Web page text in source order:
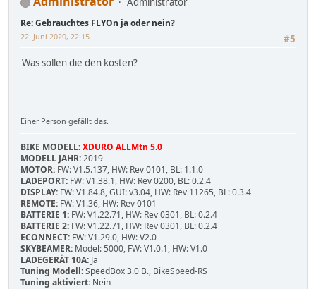
Re: Gebrauchtes FLYOn ja oder nein?
#5
22. Juni 2020, 22:15
Was sollen die den kosten?
Einer Person gefällt das.
BIKE MODELL:XDURO ALLMtn 5.0
MODELL JAHR:2019
MOTOR: FW: V1.5.137, HW: Rev 0101, BL: 1.1.0
LADEPORT: FW: V1.38.1, HW: Rev 0200, BL: 0.2.4
DISPLAY: FW: V1.84.8, GUI: v3.04, HW: Rev 11265, BL: 0.3.4
REMOTE: FW: V1.36, HW: Rev 0101
BATTERIE 1: FW: V1.22.71, HW: Rev 0301, BL: 0.2.4
BATTERIE 2: FW: V1.22.71, HW: Rev 0301, BL: 0.2.4
ECONNECT: FW: V1.29.0, HW: V2.0
SKYBEAMER: Model: 5000, FW: V1.0.1, HW: V1.0
LADEGERÄT 10A: Ja
Tuning Modell:SpeedBox 3.0 B., BikeSpeed-RS
Tuning aktiviert: Nein